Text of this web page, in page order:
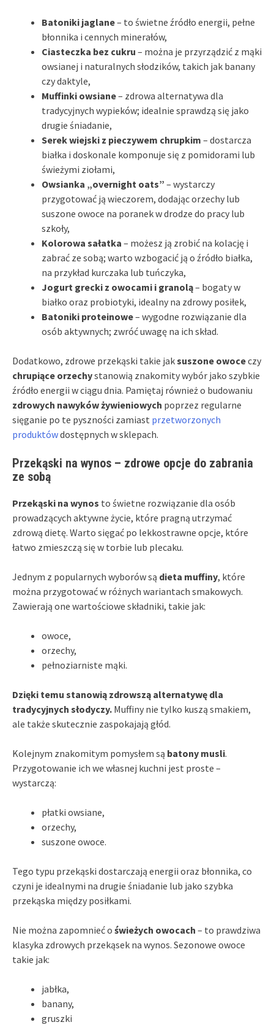
Batoniki jaglane– to świetne źródło energii, pełne
błonnika i cennych minerałów,
Ciasteczka bez cukru – można je przyrządzić z mąki
owsianej i naturalnych słodzików, takich jak banany
czy daktyle,
Muffinki owsiane– zdrowa alternatywa dla
tradycyjnych wypieków; idealnie sprawdzą się jako
drugie śniadanie,
Serek wiejski z pieczywem chrupkim – dostarcza
białka i doskonale komponuje się z pomidorami lub
świeżymi ziołami,
Owsianka „overnight oats” – wystarczy
przygotować ją wieczorem, dodając orzechy lub
suszone owoce na poranek w drodze do pracy lub
szkoły,
Kolorowa sałatka – możesz ją zrobić na kolację i
zabrać ze sobą; warto wzbogacić ją o źródło białka,
na przykład kurczaka lub tuńczyka,
Jogurt grecki z owocami i granolą– bogaty w
białko oraz probiotyki, idealny na zdrowy posiłek,
Batoniki proteinowe– wygodne rozwiązanie dla
osób aktywnych; zwróć uwagę na ich skład.
Dodatkowo, zdrowe przekąski takie jaksuszone owoceczy
chrupiące orzechystanowią znakomity wybór jako szybkie
źródło energii w ciągu dnia. Pamiętaj również o budowaniu
zdrowych nawyków żywieniowych poprzez regularne
sięganie po te pyszności zamiast przetworzonych
produktówdostępnych w sklepach.
Przekąski na wynos – zdrowe opcje do zabrania
ze sobą
Przekąski na wynos to świetne rozwiązanie dla osób
prowadzących aktywne życie, które pragną utrzymać
zdrową dietę. Warto sięgać po lekkostrawne opcje, które
łatwo zmieszczą się w torbie lub plecaku.
Jednym z popularnych wyborów są dieta muffiny, które
można przygotować w różnych wariantach smakowych.
Zawierają one wartościowe składniki, takie jak:
owoce,
orzechy,
pełnoziarniste mąki.
Dzięki temu stanowią zdrowszą alternatywę dla
tradycyjnych słodyczy. Muffiny nie tylko kuszą smakiem,
ale także skutecznie zaspokajają głód.
Kolejnym znakomitym pomysłem są batony musli.
Przygotowanie ich we własnej kuchni jest proste –
wystarczą:
płatki owsiane,
orzechy,
suszone owoce.
Tego typu przekąski dostarczają energii oraz błonnika, co
czyni je idealnymi na drugie śniadanie lub jako szybka
przekąska między posiłkami.
Nie można zapomnieć o świeżych owocach – to prawdziwa
klasyka zdrowych przekąsek na wynos. Sezonowe owoce
takie jak:
jabłka,
banany,
gruszki